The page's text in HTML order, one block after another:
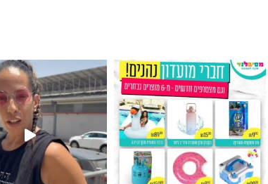
מין העובר רק במסיבלנד !! קיים
כוס נירוסטה ענקית שכול אחד צריך! קיימת
המוצר